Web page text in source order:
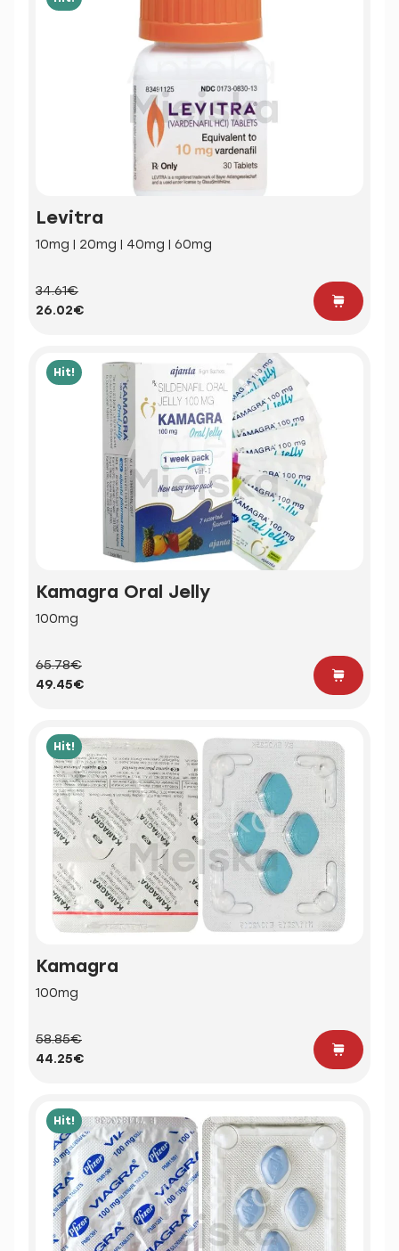
Levitra
10mg | 20mg | 40mg | 60mg
34.61€
26.02€
Hit!
Kamagra Oral Jelly
100mg
65.78€
49.45€
Hit!
Kamagra
100mg
58.85€
44.25€
Hit!